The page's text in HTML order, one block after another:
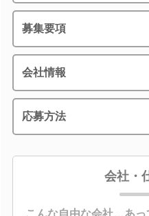
募集要項
会社情報
応募方法
会社・
こんな自由な会社…あっ